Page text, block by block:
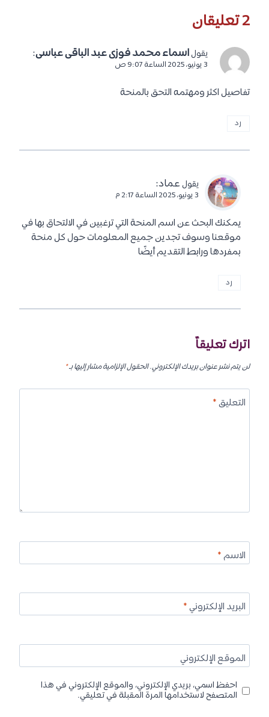
2 تعليقان
يقول اسماء محمد فوزى عبد الباقى عباسى:
3 يونيو، 2025 الساعة 9:07 ص
تفاصيل اكثر ومهتمه التحق بالمنحة
رد
يقول عماد:
3 يونيو، 2025 الساعة 2:17 م
يمكنك البحث عن اسم المنحة التي ترغبين في الالتحاق بها في
موقعنا وسوف تجدين جميع المعلومات حول كل منحة
بمفردها ورابط التقديم أيضًا
رد
اترك تعليقاً
لن يتم نشر عنوان بريدك الإلكتروني.الحقول الإلزامية مشار إليها بـ*
التعليق*
الاسم*
البريد الإلكتروني*
الموقع الإلكتروني
احفظ اسمي، بريدي الإلكتروني، والموقع الإلكتروني في هذا
المتصفح لاستخدامها المرة المقبلة في تعليقي.